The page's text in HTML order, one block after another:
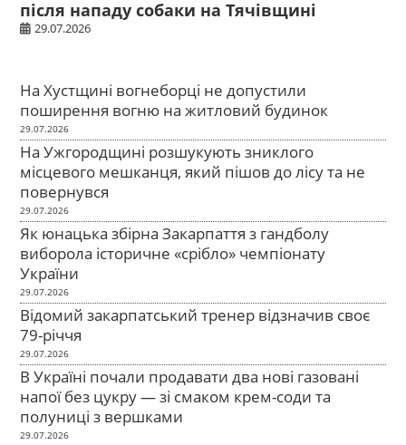
після нападу собаки на Тячівщині
29.07.2026
На Хустщині вогнеборці не допустили
поширення вогню на житловий будинок
29.07.2026
На Ужгородщині розшукують зниклого
місцевого мешканця, який пішов до лісу та не
повернувся
29.07.2026
Як юнацька збірна Закарпаття з гандболу
виборола історичне «срібло» чемпіонату
України
29.07.2026
Відомий закарпатський тренер відзначив своє
79-річчя
29.07.2026
В Україні почали продавати два нові газовані
напої без цукру — зі смаком крем-соди та
полуниці з вершками
29.07.2026